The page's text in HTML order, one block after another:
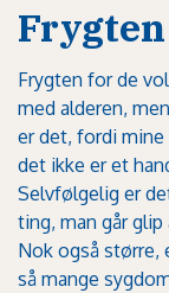
Frygten for de
med alderen,
er det, fordi
det ikke er et
Selvfølgelig er
ting, man går glip
Nok også større,
så mange